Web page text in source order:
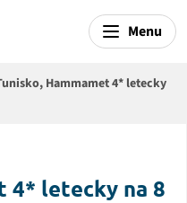
Menu
Hammamet 4* letecky
4* letecky na 8